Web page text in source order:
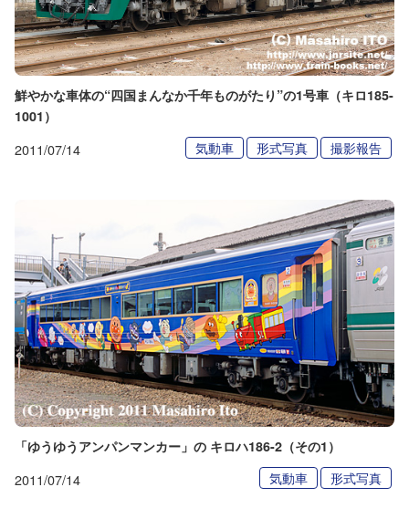
鮮やかな車体の“四国まんなか千年ものがたり”の1号車（キロ185-
1001）
2011/07/14 気動車 形式写真 撮影報告
「ゆうゆうアンパンマンカー」の キロハ186-2（その1）
2011/07/14 気動車 形式写真